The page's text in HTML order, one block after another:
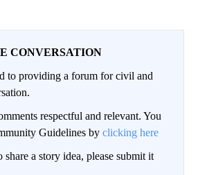
CONVERSATION
to providing a forum for civil and
respectful and relevant. You
Guidelines by clicking here
a story idea, please submit it